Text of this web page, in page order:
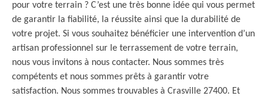
pour votre terrain ? C’est une très bonne idée qui vous permet
de garantir la fiabilité, la réussite ainsi que la durabilité de
votre projet. Si vous souhaitez bénéficier une intervention d’un
artisan professionnel sur le terrassement de votre terrain,
nous vous invitons à nous contacter. Nous sommes très
compétents et nous sommes prêts à garantir votre
satisfaction. Nous sommes trouvables à Crasville 27400. Et